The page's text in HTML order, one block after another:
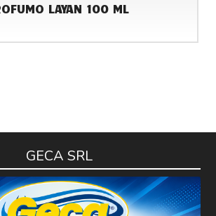
LAYAN 100 ML
GECA SRL